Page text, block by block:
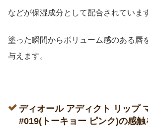
などが保湿成分として配合されていま
塗った瞬間からボリューム感のある唇
与えます。
ディオール アディクト リップ
#019(トーキョー ピンク)の感